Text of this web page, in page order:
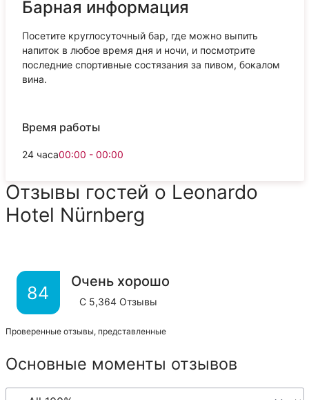
Барная информация
Посетите круглосуточный бар, где можно выпить
напиток в любое время дня и ночи, и посмотрите
последние спортивные состязания за пивом, бокалом
вина.
Время работы
24 часа00:00 - 00:00
Отзывы гостей о Leonardo
Hotel Nürnberg
84
Очень хорошо
С 5,364 Отзывы
Проверенные отзывы, представленные
Основные моменты отзывов